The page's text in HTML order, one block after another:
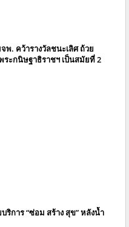
จพ. คว้ารางวัลชนะเลิศ ถ้วย
ะกนิษฐาธิราชฯ เป็นสมัยที่ 2
การ “ซ่อม สร้าง สุข” หลังน้ำ